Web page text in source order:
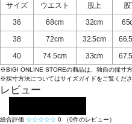
サイズ ウエスト 股上
36
68cm 32cm
38
72cm 32.5cm
40
74.5cm 33cm
※BIGI ONLINE STOREの商品は、独自の採寸方
※採寸方法についてはサイズガイドをご覧くださ
レビュー
総合評価 ☆☆☆☆☆ 0 （0件のレビュー）